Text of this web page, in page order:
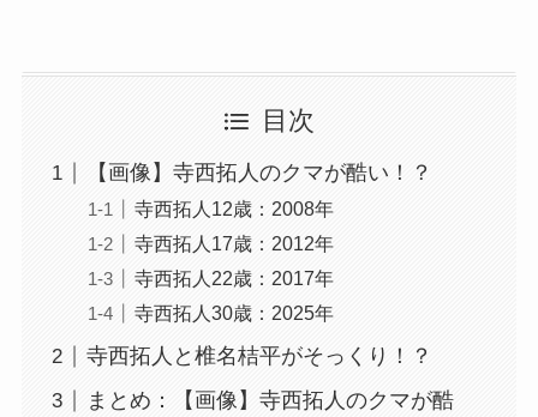
目次
【画像】寺西拓人のクマが酷い！？
寺西拓人12歳：2008年
寺西拓人17歳：2012年
寺西拓人22歳：2017年
寺西拓人30歳：2025年
寺西拓人と椎名桔平がそっくり！？
まとめ：【画像】寺西拓人のクマが酷